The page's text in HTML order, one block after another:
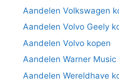
Aandelen Volkswagen
Aandelen Volvo Geely
Aandelen Volvo kopen
Aandelen Warner Music
Aandelen Wereldhave